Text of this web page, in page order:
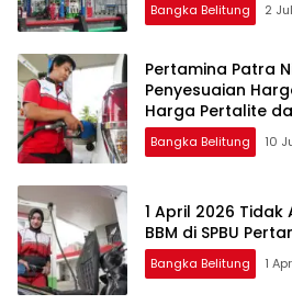
Bangka Belitung 2
Pertamina Patra
Penyesuaian
Harga Pertalite
Bangka Belitung 10
1 April 2026
BBM di SPBU
Bangka Belitung 1